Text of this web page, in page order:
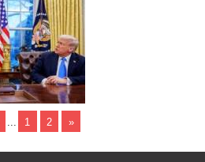
«
1 2